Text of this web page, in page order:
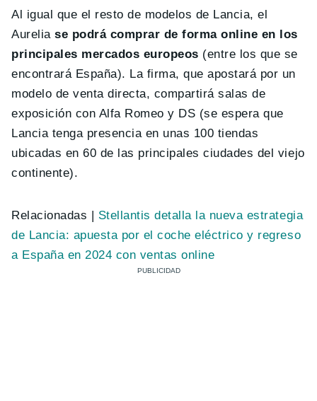
Al igual que el resto de modelos de Lancia, el
Aureliase podrá comprar de forma online en los
principales mercados europeos (entre los que se
encontrará España). La firma, que apostará por un
modelo de venta directa, compartirá salas de
exposición con Alfa Romeo y DS (se espera que
Lancia tenga presencia en unas 100 tiendas
ubicadas en 60 de las principales ciudades del viejo
continente).
Relacionadas | Stellantis detalla la nueva estrategia
de Lancia: apuesta por el coche eléctrico y regreso
a España en 2024 con ventas online